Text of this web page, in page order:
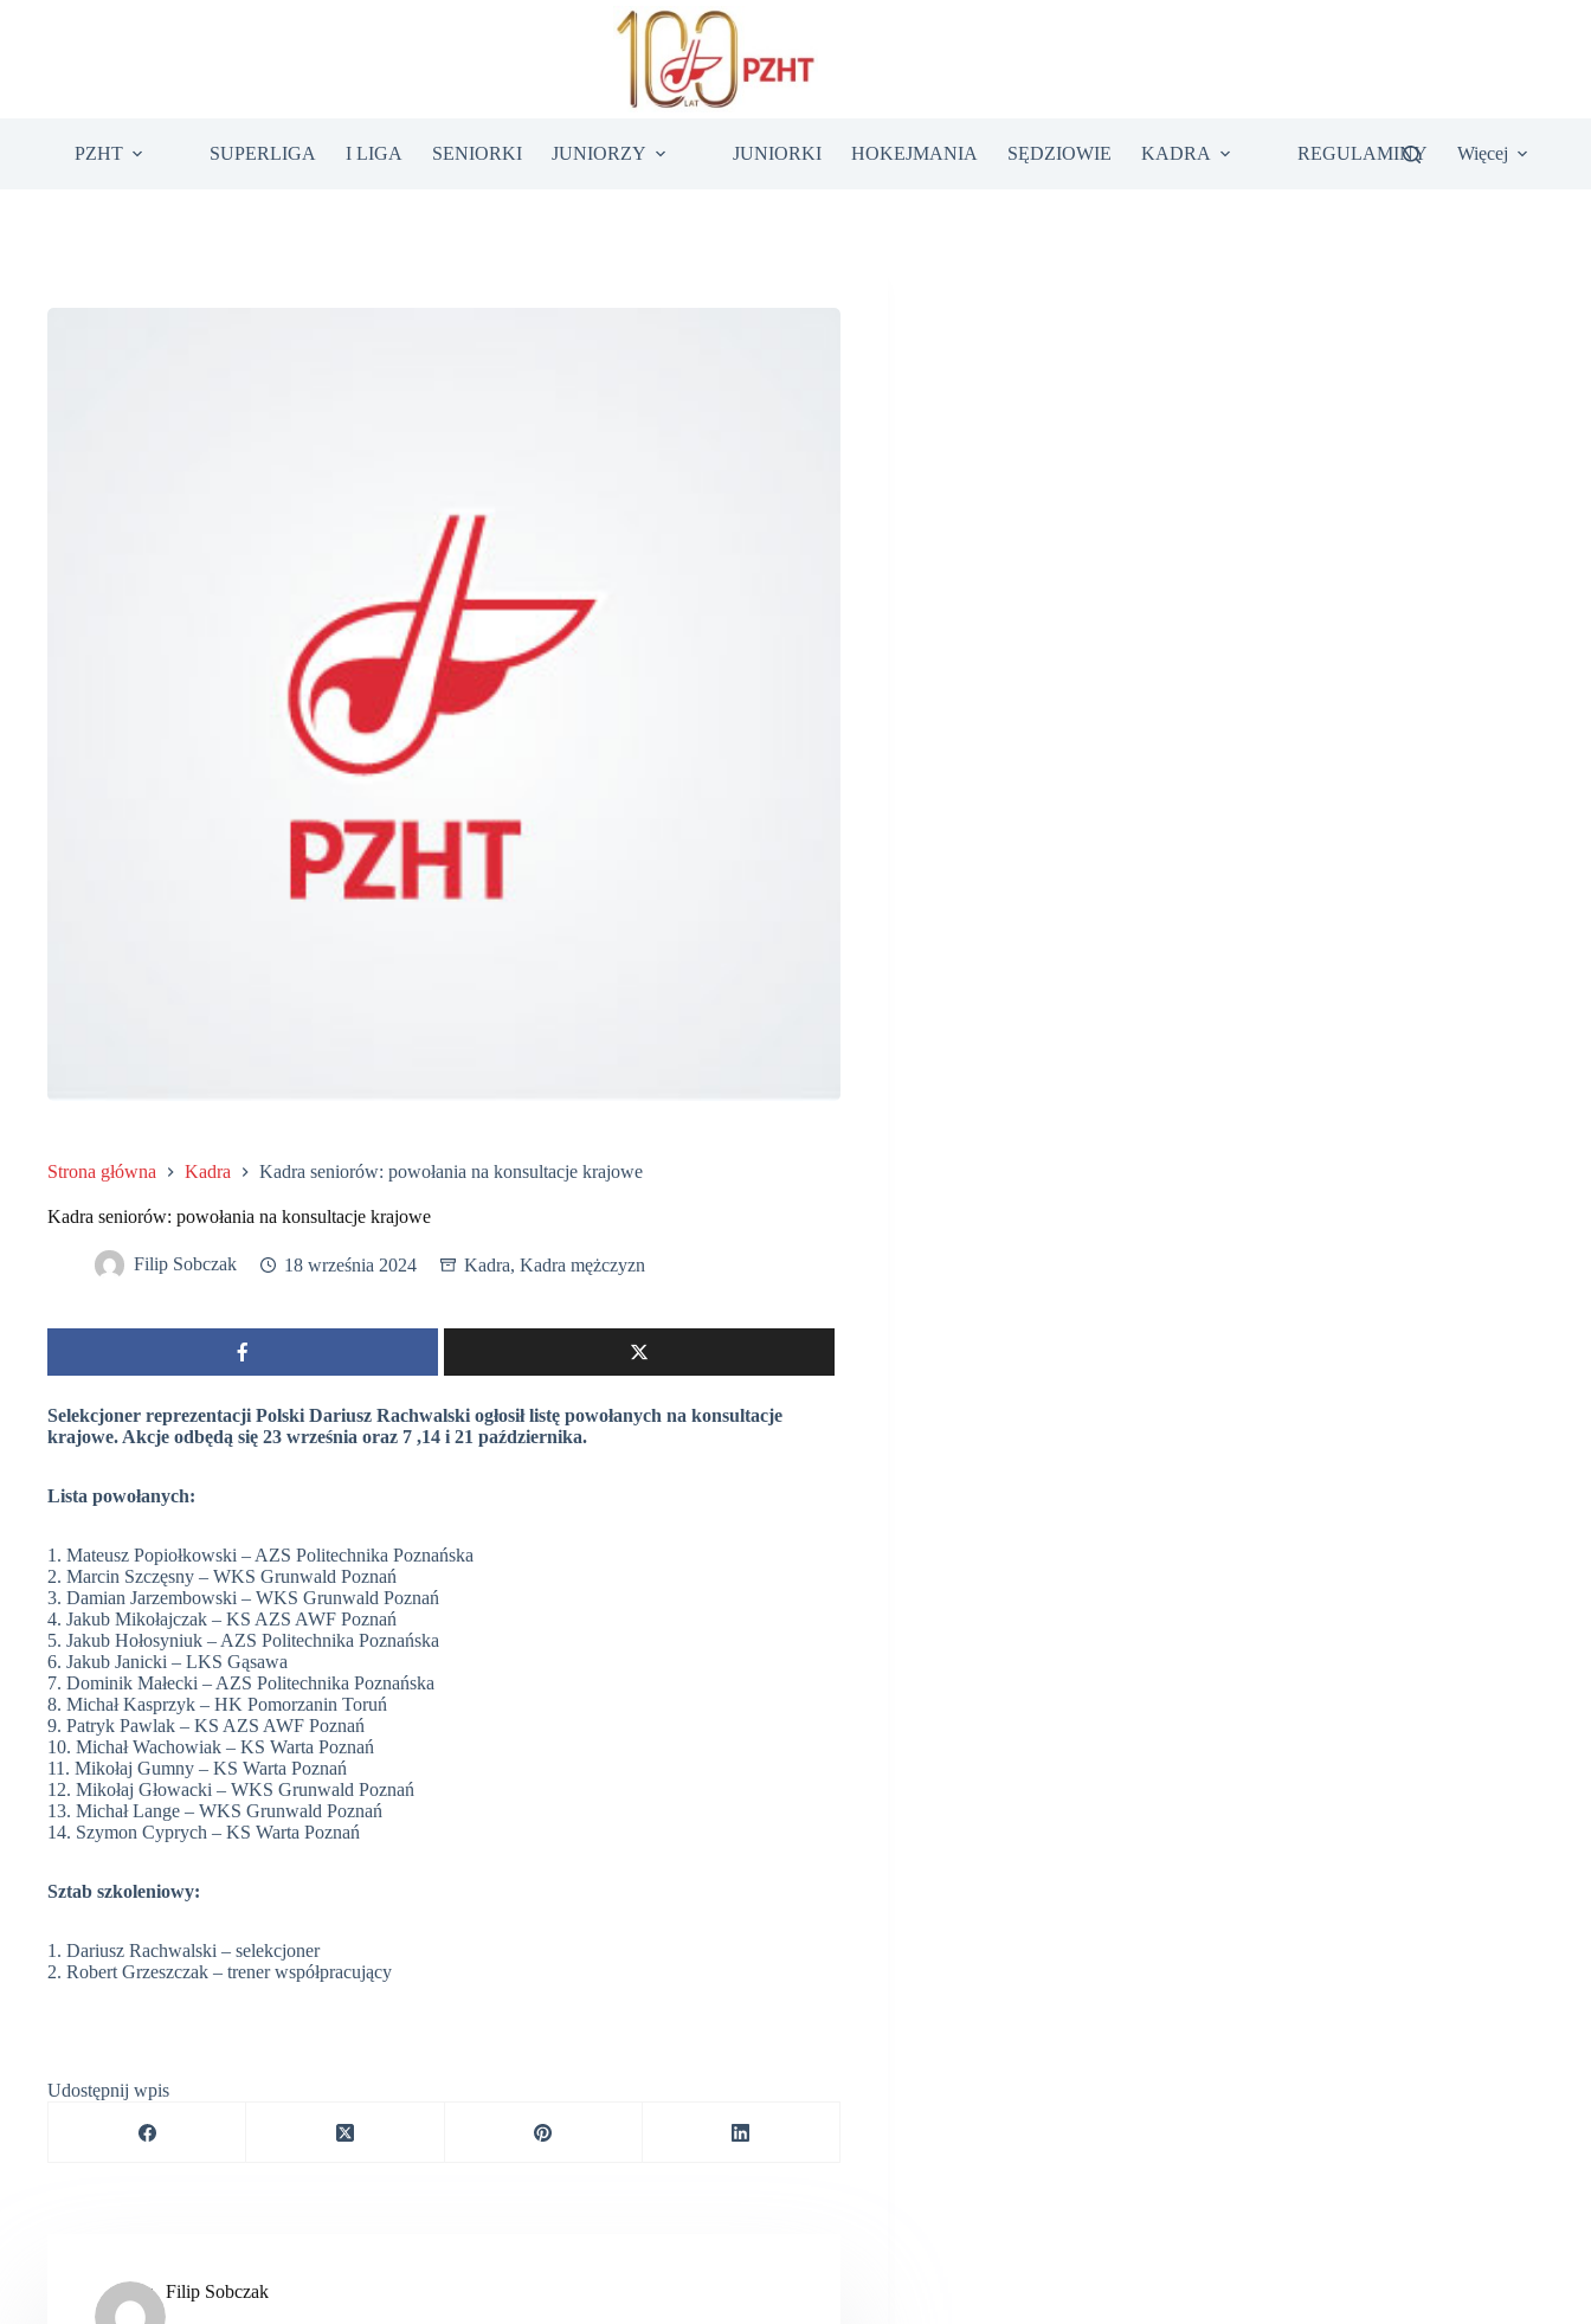
PZHT SUPERLIGA I LIGA SENIORKI JUNIORZY JUNIORKI HOKEJMANIA SĘDZIOWIE KADRA REGULAMINY Więcej
Strona główna Kadra Kadra seniorów: powołania na konsultacje krajowe
Kadra seniorów: powołania na konsultacje krajowe
Filip Sobczak 18 września 2024 Kadra, Kadra mężczyzn
Selekcjoner reprezentacji Polski Dariusz Rachwalski ogłosił listę powołanych na konsultacje
krajowe. Akcje odbędą się 23 września oraz 7 ,14 i 21 października.
Lista powołanych:
1. Mateusz Popiołkowski – AZS Politechnika Poznańska
2. Marcin Szczęsny – WKS Grunwald Poznań
3. Damian Jarzembowski – WKS Grunwald Poznań
4. Jakub Mikołajczak – KS AZS AWF Poznań
5. Jakub Hołosyniuk – AZS Politechnika Poznańska
6. Jakub Janicki – LKS Gąsawa
7. Dominik Małecki – AZS Politechnika Poznańska
8. Michał Kasprzyk – HK Pomorzanin Toruń
9. Patryk Pawlak – KS AZS AWF Poznań
10. Michał Wachowiak – KS Warta Poznań
11. Mikołaj Gumny – KS Warta Poznań
12. Mikołaj Głowacki – WKS Grunwald Poznań
13. Michał Lange – WKS Grunwald Poznań
14. Szymon Cyprych – KS Warta Poznań
Sztab szkoleniowy:
1. Dariusz Rachwalski – selekcjoner
2. Robert Grzeszczak – trener współpracujący
Udostępnij wpis
Filip Sobczak